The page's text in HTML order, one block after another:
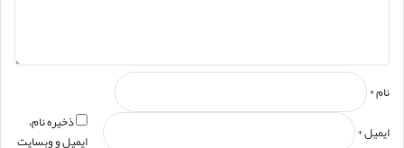
نام*
ایمیل*
ذخیره نام،
ایمیل و وبسایت